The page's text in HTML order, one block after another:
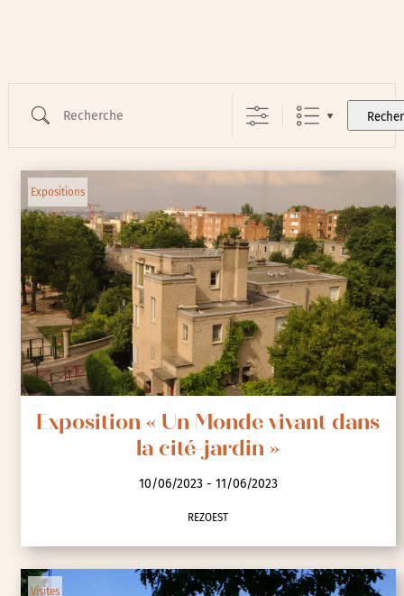
Expositions
Exposition « Un Monde vivant dans
la cité-jardin »
10/06/2023 - 11/06/2023
REZOEST
Visites